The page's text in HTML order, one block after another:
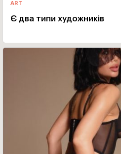
ART
Є два типи художників